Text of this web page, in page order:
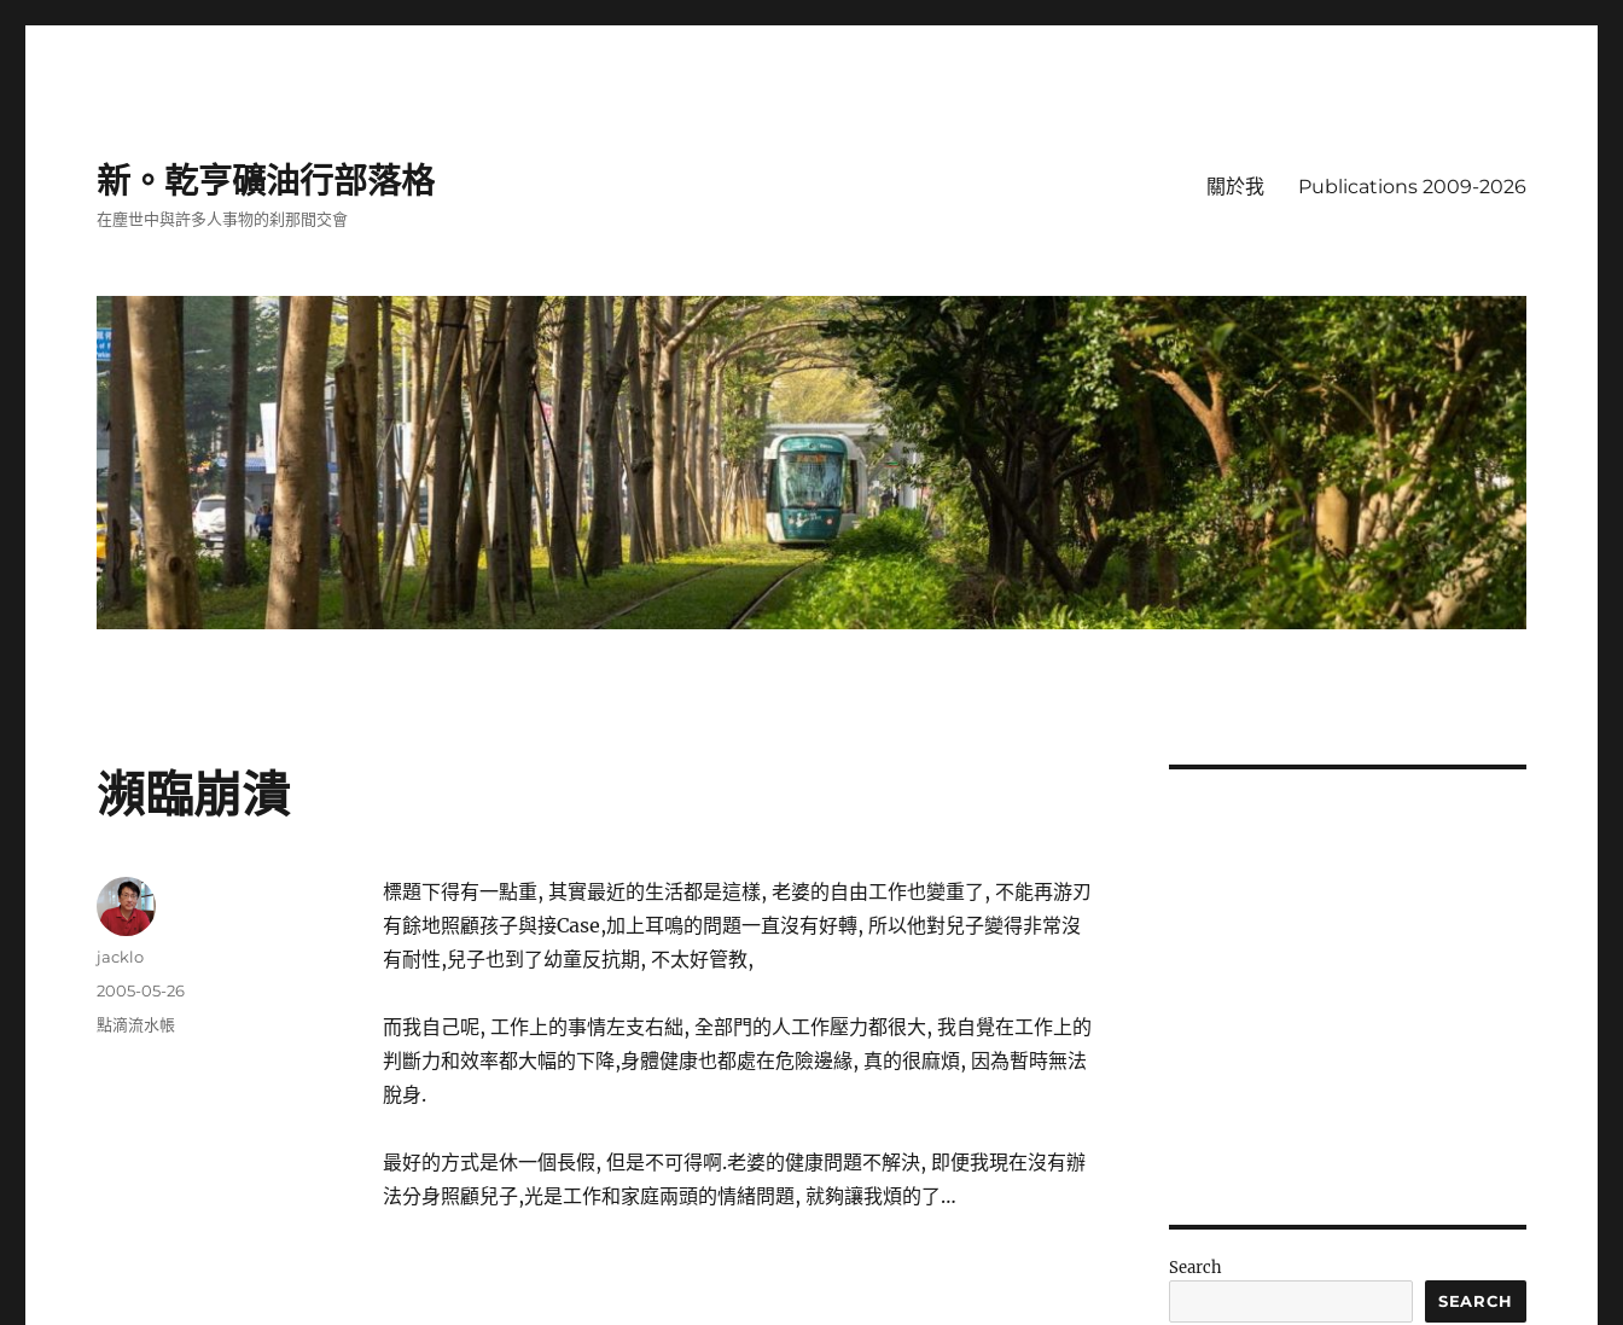
新。乾亨礦油行部落格
在塵世中與許多人事物的刹那間交會
關於我 Publications 2009-2026
瀕臨崩潰
標題下得有一點重, 其實最近的生活都是這樣, 老婆的自由工作也變重了, 不能再游刃
有餘地照顧孩子與接Case,加上耳鳴的問題一直沒有好轉, 所以他對兒子變得非常沒
有耐性,兒子也到了幼童反抗期, 不太好管教,
而我自己呢, 工作上的事情左支右絀, 全部門的人工作壓力都很大, 我自覺在工作上的
判斷力和效率都大幅的下降,身體健康也都處在危險邊緣, 真的很麻煩, 因為暫時無法
脫身.
最好的方式是休一個長假, 但是不可得啊.老婆的健康問題不解決, 即便我現在沒有辦
法分身照顧兒子,光是工作和家庭兩頭的情緒問題, 就夠讓我煩的了…
作
jacklo
發
佈
2005-05-26
分
點滴流水帳
Search
SEARCH